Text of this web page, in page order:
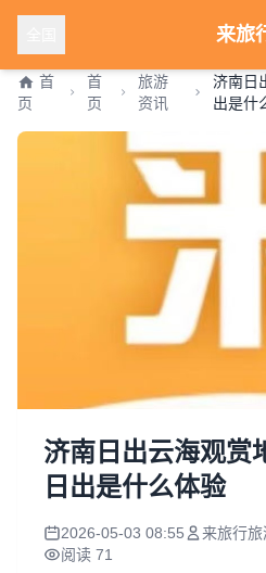
来旅
首
页
首
页
旅游
资讯
济南日
出是什
济南日出云海观赏
日出是什么体验
2026-05-03 08:55 来旅行旅
阅读 71